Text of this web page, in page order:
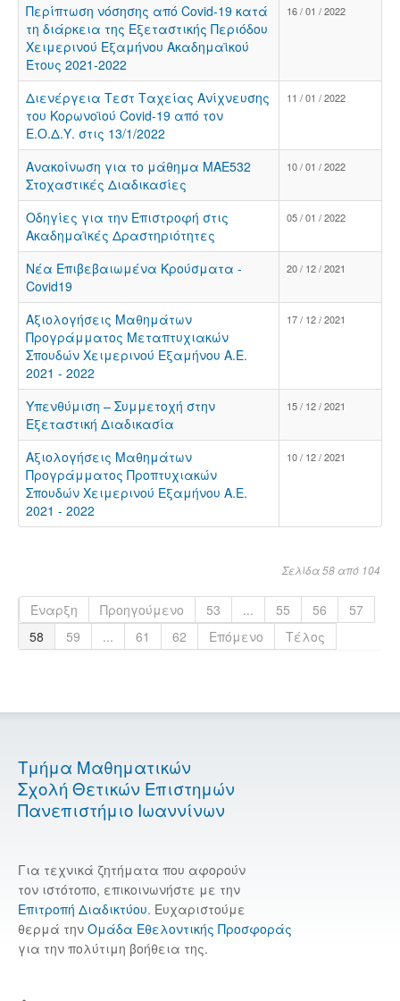
Περίπτωση νόσησης από Covid-19 κατά
τη διάρκεια της Εξεταστικής Περιόδου
Χειμερινού Εξαμήνου Ακαδημαϊκού
Έτους 2021-2022
16 / 01 / 2022
Διενέργεια Tεστ Tαχείας Aνίχνευσης
του Kορωνοϊού Covid-19 από τον
Ε.Ο.Δ.Υ. στις 13/1/2022
11 / 01 / 2022
Ανακοίνωση για τo μάθημα ΜΑΕ532
Στοχαστικές Διαδικασίες
10 / 01 / 2022
Οδηγίες για την Επιστροφή στις
Ακαδημαϊκές Δραστηριότητες
05 / 01 / 2022
Νέα Επιβεβαιωμένα Κρούσματα -
Covid19
20 / 12 / 2021
Αξιολογήσεις Μαθημάτων
Προγράμματος Μεταπτυχιακών
Σπουδών Χειμερινού Eξαμήνου Α.Ε.
2021 - 2022
17 / 12 / 2021
Υπενθύμιση – Συμμετοχή στην
Eξεταστική Διαδικασία
15 / 12 / 2021
Αξιολογήσεις Μαθημάτων
Προγράμματος Προπτυχιακών
Σπουδών Χειμερινού Eξαμήνου Α.Ε.
2021 - 2022
10 / 12 / 2021
Σελίδα 58 από 104
Έναρξη Προηγούμενο 53 ... 55 56
57
58
59 ... 61 62 Επόμενο Τέλος
Τμήμα Μαθηματικών
Σχολή Θετικών Επιστημών
Πανεπιστήμιο Ιωαννίνων
Για τεχνικά ζητήματα που αφορούν
τον ιστότοπο, επικοινωνήστε με την
Επιτροπή Διαδικτύου. Ευχαριστούμε
θερμά την Ομάδα Εθελοντικής Προσφοράς
για την πολύτιμη βοήθεια της.